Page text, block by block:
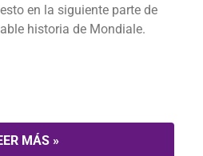
en la siguiente parte de
historia de Mondiale.
MÁS »